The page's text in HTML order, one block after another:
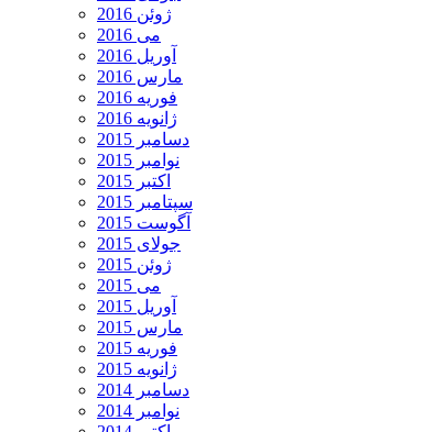
ژوئن 2016
می 2016
آوریل 2016
مارس 2016
فوریه 2016
ژانویه 2016
دسامبر 2015
نوامبر 2015
اکتبر 2015
سپتامبر 2015
آگوست 2015
جولای 2015
ژوئن 2015
می 2015
آوریل 2015
مارس 2015
فوریه 2015
ژانویه 2015
دسامبر 2014
نوامبر 2014